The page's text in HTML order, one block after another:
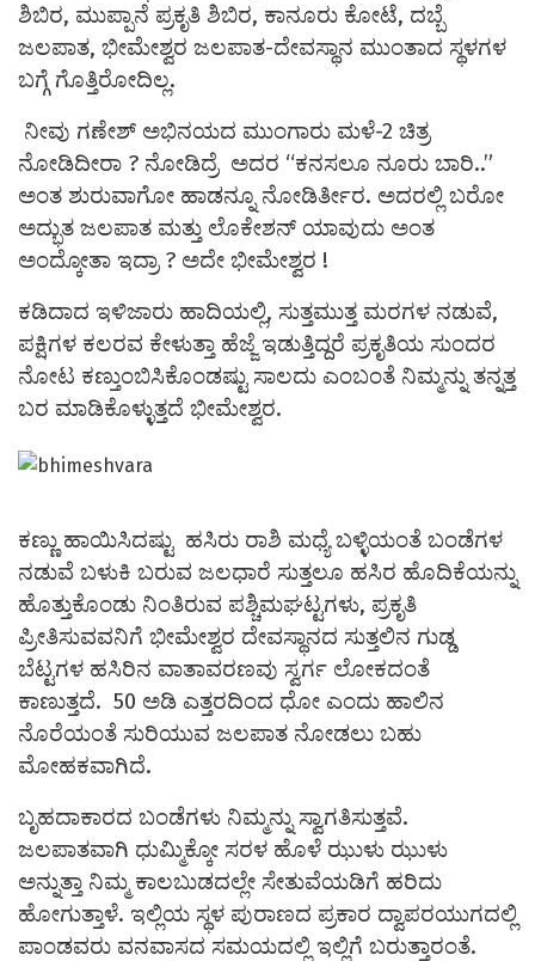
ಶಿಬಿರ, ಮುಪ್ಪಾನೆ ಪ್ರಕೃತಿ ಶಿಬಿರ, ಕಾನೂರು ಕೋಟೆ, ದಬ್ಬೆ
ಜಲಪಾತ, ಭೀಮೇಶ್ವರ ಜಲಪಾತ-ದೇವಸ್ಥಾನ ಮುಂತಾದ ಸ್ಥಳಗಳ
ಬಗ್ಗೆ ಗೊತ್ತಿರೋದಿಲ್ಲ.
ನೀವು ಗಣೇಶ್ ಅಭಿನಯದ ಮುಂಗಾರು ಮಳೆ-2 ಚಿತ್ರ
ನೋಡಿದೀರಾ ? ನೋಡಿದ್ರೆ ಅದರ “ಕನಸಲೂ ನೂರು ಬಾರಿ..”
ಅಂತ ಶುರುವಾಗೋ ಹಾಡನ್ನೂ ನೋಡಿರ್ತೀರ. ಅದರಲ್ಲಿ ಬರೋ
ಅದ್ಭುತ ಜಲಪಾತ ಮತ್ತು ಲೊಕೇಶನ್ ಯಾವುದು ಅಂತ
ಅಂದ್ಕೋತಾ ಇದ್ರಾ ? ಅದೇ ಭೀಮೇಶ್ವರ !
ಕಡಿದಾದ ಇಳಿಜಾರು ಹಾದಿಯಲ್ಲಿ, ಸುತ್ತಮುತ್ತ ಮರಗಳ ನಡುವೆ,
ಪಕ್ಷಿಗಳ ಕಲರವ ಕೇಳುತ್ತಾ ಹೆಜ್ಜೆ ಇಡುತ್ತಿದ್ದರೆ ಪ್ರಕೃತಿಯ ಸುಂದರ
ನೋಟ ಕಣ್ತುಂಬಿಸಿಕೊಂಡಷ್ಟು ಸಾಲದು ಎಂಬಂತೆ ನಿಮ್ಮನ್ನು ತನ್ನತ್ತ
ಬರ ಮಾಡಿಕೊಳ್ಳುತ್ತದೆ ಭೀಮೇಶ್ವರ.
ಕಣ್ಣು ಹಾಯಿಸಿದಷ್ಟು ಹಸಿರು ರಾಶಿ ಮಧ್ಯೆ ಬಳ್ಳಿಯಂತೆ ಬಂಡೆಗಳ
ನಡುವೆ ಬಳುಕಿ ಬರುವ ಜಲಧಾರೆ ಸುತ್ತಲೂ ಹಸಿರ ಹೊದಿಕೆಯನ್ನು
ಹೊತ್ತುಕೊಂಡು ನಿಂತಿರುವ ಪಶ್ಚಿಮಘಟ್ಟಗಳು, ಪ್ರಕೃತಿ
ಪ್ರೀತಿಸುವವನಿಗೆ ಭೀಮೇಶ್ವರ ದೇವಸ್ಥಾನದ ಸುತ್ತಲಿನ ಗುಡ್ಡ
ಬೆಟ್ಟಗಳ ಹಸಿರಿನ ವಾತಾವರಣವು ಸ್ವರ್ಗ ಲೋಕದಂತೆ
ಕಾಣುತ್ತದೆ. 50 ಅಡಿ ಎತ್ತರದಿಂದ ಧೋ ಎಂದು ಹಾಲಿನ
ನೊರೆಯಂತೆ ಸುರಿಯುವ ಜಲಪಾತ ನೋಡಲು ಬಹು
ಮೋಹಕವಾಗಿದೆ.
ಬೃಹದಾಕಾರದ ಬಂಡೆಗಳು ನಿಮ್ಮನ್ನು ಸ್ವಾಗತಿಸುತ್ತವೆ.
ಜಲಪಾತವಾಗಿ ಧುಮ್ಮಿಕ್ಕೋ ಸರಳ ಹೊಳೆ ಝುಳು ಝುಳು
ಅನ್ನುತ್ತಾ ನಿಮ್ಮ ಕಾಲಬುಡದಲ್ಲೇ ಸೇತುವೆಯಡಿಗೆ ಹರಿದು
ಹೋಗುತ್ತಾಳೆ. ಇಲ್ಲಿಯ ಸ್ಥಳ ಪುರಾಣದ ಪ್ರಕಾರ ದ್ವಾಪರಯುಗದಲ್ಲಿ
ಪಾಂಡವರು ವನವಾಸದ ಸಮಯದಲ್ಲಿ ಇಲ್ಲಿಗೆ ಬರುತ್ತಾರಂತೆ.